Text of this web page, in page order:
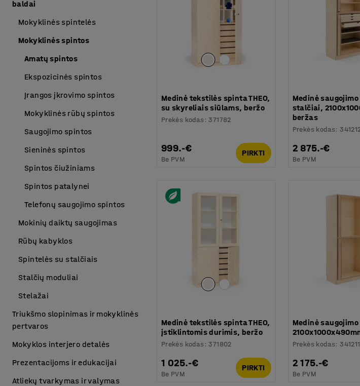
Medinė tekstilės spinta THEO,
su skyreliais siūlams, beržo
Prekės kodas :371782
999.-€
Be PVM
PIRKTI
Medinė
stalčiai,
beržas
Prekės kodas:
2 875.-€
Be PVM
Medinė tekstilės spinta THEO,
įstiklintomis durimis, beržo
Prekės kodas :371802
1 025.-€
Be PVM
PIRKTI
Medinė
Prekės kodas:341211
2 175.-€
Be PVM
baldai
Mokyklinės spintelės
Mokyklinės spintos
Amatų spintos
Ekspozicinės spintos
Įrangos įkrovimo spintos
Mokyklinės rūbų spintos
Saugojimo spintos
Sieninės spintos
Spintos čiužiniams
Spintos patalynei
Telefonų saugojimo spintos
Mokinių daiktų saugojimas
Rūbų kabyklos
Spintelės su stalčiais
Stalčių moduliai
Stelažai
Triukšmo slopinimas ir mokyklinės
pertvaros
Mokyklos interjero detalės
Prezentacijoms ir edukacijai
Atliekų tvarkymas ir valymas